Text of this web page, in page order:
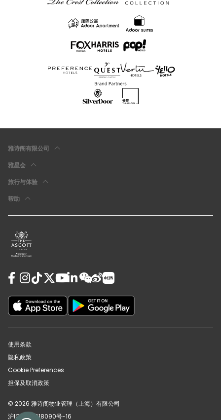
雅诗阁有限公司
雅星会
旅行与体验
帮助
使用条款
隐私政策
Cookie Preferences
担保及取消政策
© 2026 雅诗阁物业管理（上海）有限公司
沪ICP备12018090号-16